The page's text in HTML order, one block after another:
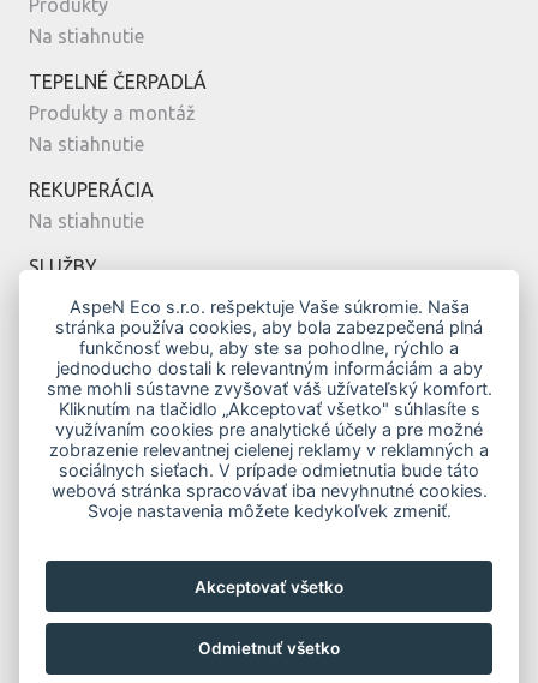
Produkty
Na stiahnutie
TEPELNÉ ČERPADLÁ
Produkty a montáž
Na stiahnutie
REKUPERÁCIA
Na stiahnutie
SLUŽBY
Montáž
Servis
Návrh
MODERNÉ BÝVANIE
Vykurovanie klimatizáciou
Top modely
Novostavby
Obnov Dom
KONTAKTY
AspeN Eco s.r.o. rešpektuje Vaše súkromie. Naša
stránka používa cookies, aby bola zabezpečená plná
funkčnosť webu, aby ste sa pohodlne, rýchlo a
jednoducho dostali k relevantným informáciám a aby
sme mohli sústavne zvyšovať váš užívateľský komfort.
Kliknutím na tlačidlo „Akceptovať všetko" súhlasíte s
využívaním cookies pre analytické účely a pre možné
zobrazenie relevantnej cielenej reklamy v reklamných a
sociálnych sieťach. V prípade odmietnutia bude táto
webová stránka spracovávať iba nevyhnutné cookies.
Svoje nastavenia môžete kedykoľvek zmeniť.
Akceptovať všetko
Odmietnuť všetko